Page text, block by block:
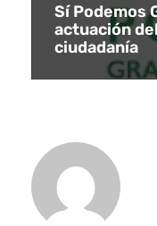
s
n
l
Sí Podemos
actuación
ciudadanía